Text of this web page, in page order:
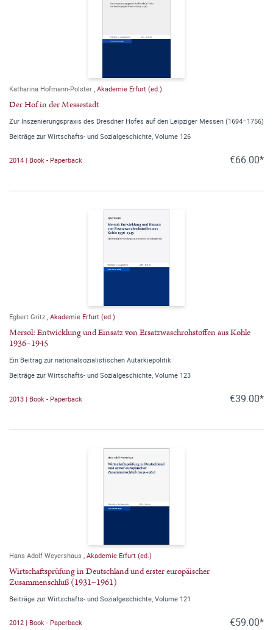
Katharina Hofmann-Polster , Akademie Erfurt (ed.)
Der Hof in der Messestadt
Zur Inszenierungspraxis des Dresdner Hofes auf den Leipziger Messen (1694–1756)
Beiträge zur Wirtschafts- und Sozialgeschichte, Volume 126
2014 | Book - Paperback €66.00*
Egbert Gritz , Akademie Erfurt (ed.)
Mersol: Entwicklung und Einsatz von Ersatzwaschrohstoffen aus Kohle
1936–1945
Ein Beitrag zur nationalsozialistischen Autarkiepolitik
Beiträge zur Wirtschafts- und Sozialgeschichte, Volume 123
2013 | Book - Paperback €39.00*
Hans Adolf Weyershaus , Akademie Erfurt (ed.)
Wirtschaftsprüfung in Deutschland und erster europäischer
Zusammenschluß (1931–1961)
Beiträge zur Wirtschafts- und Sozialgeschichte, Volume 121
2012 | Book - Paperback €59.00*